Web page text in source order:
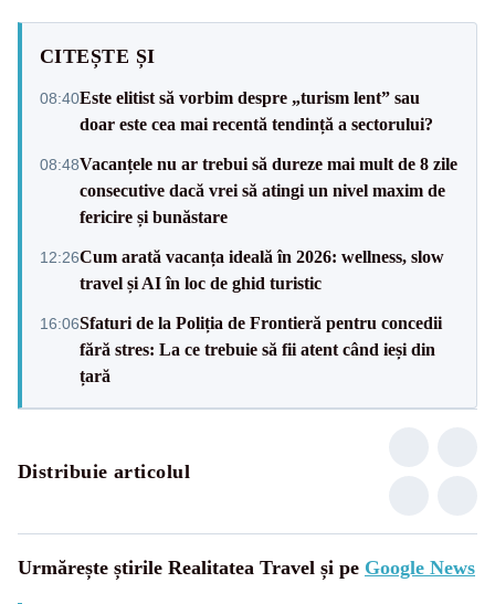
CITEȘTE ȘI
08:40Este elitist să vorbim despre „turism lent” sau
doar este cea mai recentă tendință a sectorului?
08:48Vacanțele nu ar trebui să dureze mai mult de 8 zile
consecutive dacă vrei să atingi un nivel maxim de
fericire și bunăstare
12:26Cum arată vacanța ideală în 2026: wellness, slow
travel și AI în loc de ghid turistic
16:06Sfaturi de la Poliția de Frontieră pentru concedii
fără stres: La ce trebuie să fii atent când ieși din
țară
Distribuie articolul
Urmărește știrile Realitatea Travel și pe Google News